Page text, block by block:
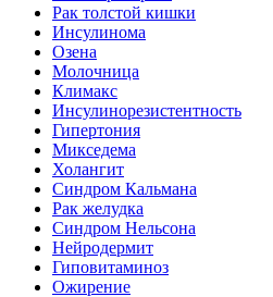
Рак толстой кишки
Инсулинома
Озена
Молочница
Климакс
Инсулинорезистентность
Гипертония
Микседема
Холангит
Синдром Кальмана
Рак желудка
Синдром Нельсона
Нейродермит
Гиповитаминоз
Ожирение